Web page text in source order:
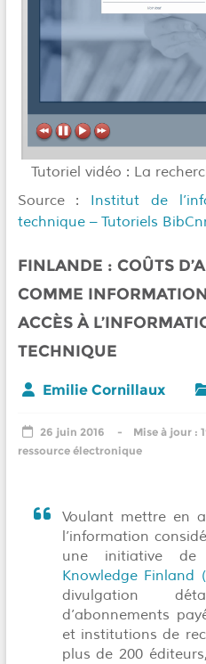
Tutoriel vidéo : La
Source : Institut de
technique – Tutoriels
FINLANDE : COÛTS
COMME
ACCÈS À
TECHNIQUE
Emilie Cornillaux
26 juin 2016
ressource électronique
Voulant mettre en
l’information
une initiative de
Knowledge Finland
divulgation
d’abonnements
et institutions de
plus de 200